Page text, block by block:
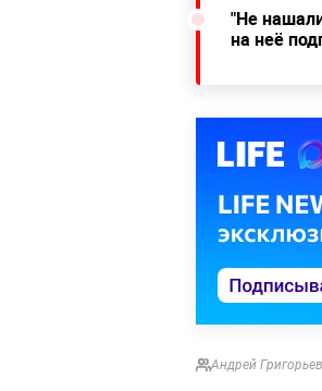
"Не
на неё
Андрей Григорьев